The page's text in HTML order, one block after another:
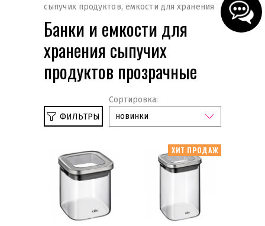
сыпучих продуктов, емкости для хранения
Банки и емкости для
хранения сыпучих
продуктов прозрачные
Сортировка:
новинки
ФИЛЬТРЫ
Сбросить
Наборы для фондю
ХИТ ПРОДАЖ